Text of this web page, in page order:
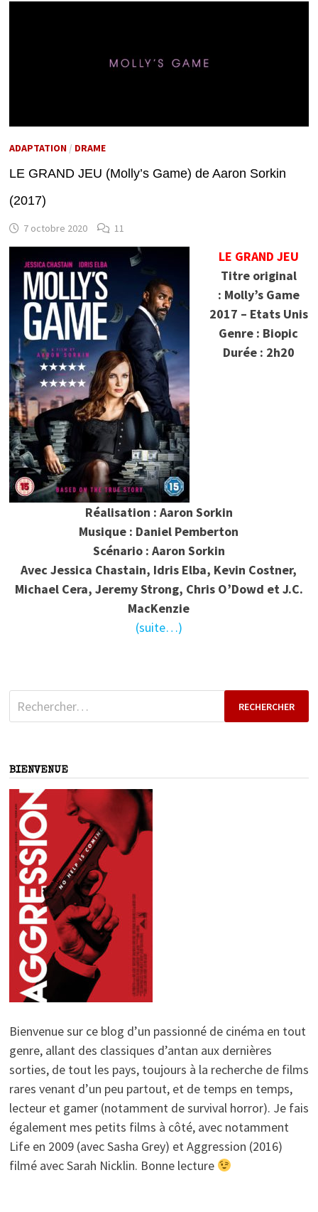
ADAPTATION/ DRAME
LE GRAND JEU (Molly’s Game) de Aaron Sorkin
(2017)
7 octobre 2020 11
LE GRAND JEU
Titre original
: Molly’s Game
2017 – Etats Unis
Genre : Biopic
Durée : 2h20
Réalisation : Aaron Sorkin
Musique : Daniel Pemberton
Scénario : Aaron Sorkin
Avec Jessica Chastain, Idris Elba, Kevin Costner,
Michael Cera, Jeremy Strong, Chris O’Dowd et J.C.
MacKenzie
(suite…)
Rechercher :
BIENVENUE
Bienvenue sur ce blog d’un passionné de cinéma en tout
genre, allant des classiques d’antan aux dernières
sorties, de tout les pays, toujours à la recherche de films
rares venant d’un peu partout, et de temps en temps,
lecteur et gamer (notamment de survival horror). Je fais
également mes petits films à côté, avec notamment
Life en 2009 (avec Sasha Grey) et Aggression (2016)
filmé avec Sarah Nicklin. Bonne lecture